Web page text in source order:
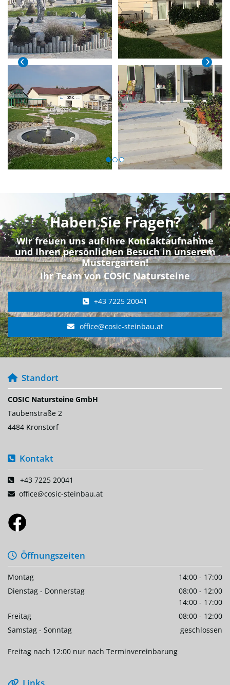
Haben Sie Fragen?
Wir freuen uns auf Ihre Kontaktaufnahme
und Ihren persönlichen Besuch in unserem
Mustergarten!
Ihr Team von COSIC Natursteine
+43 7225 20041
office@cosic-steinbau.at
 Standort
COSIC Natursteine GmbH
Taubenstraße 2
4484 Kronstorf
 Kontakt
 +43 7225 20041
 office@cosic-steinbau.at
Öffnungszeiten
Montag
14:00 - 17:00
Dienstag - Donnerstag
08:00 - 12:00
14:00 - 17:00
Freitag
08:00 - 12:00
Samstag - Sonntag
geschlossen
Freitag nach 12:00 nur nach Terminvereinbarung
